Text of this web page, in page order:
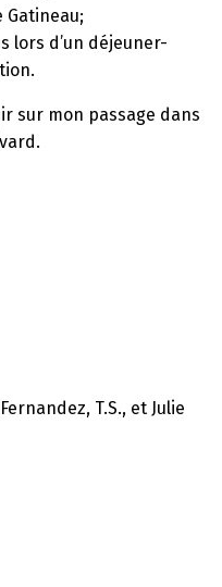
Gatineau;
lors d’un déjeuner-
sur mon passage dans
T.S., et Julie